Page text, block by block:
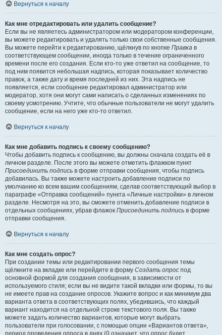
Вернуться к началу
Как мне отредактировать или удалить сообщение?
Если вы не являетесь администратором или модератором конференции,
вы можете редактировать и удалять только свои собственные сообщения.
Вы можете перейти к редактированию, щёлкнув по кнопке Правка в
соответствующем сообщении, иногда только в течение ограниченного
времени после его создания. Если кто-то уже ответил на сообщение, то
под ним появится небольшая надпись, которая показывает количество
правок, а также дату и время последней из них. Эта надпись не
появляется, если сообщение редактировал администратор или
модератор, хотя они могут сами написать о сделанных изменениях по
своему усмотрению. Учтите, что обычные пользователи не могут удалить
сообщение, если на него уже кто-то ответил.
Вернуться к началу
Как мне добавить подпись к своему сообщению?
Чтобы добавить подпись к сообщению, вы должны сначала создать её в
личном разделе. После этого вы можете отметить флажком пункт
Присоединить подпись в форме отправки сообщения, чтобы подпись
добавилась. Вы также можете настроить добавление подписи по
умолчанию ко всем вашим сообщениям, сделав соответствующий выбор в
параграфе «Отправка сообщений» пункта «Личные настройки» в личном
разделе. Несмотря на это, вы сможете отменить добавление подписи в
отдельных сообщениях, убрав флажок Присоединить подпись в форме
отправки сообщения.
Вернуться к началу
Как мне создать опрос?
При создании темы или редактировании первого сообщения темы
щёлкните на вкладке или перейдите в форму Создать опрос под
основной формой для создания сообщения, в зависимости от
используемого стиля; если вы не видите такой вкладки или формы, то вы
не имеете прав на создание опросов. Укажите вопрос и как минимум два
варианта ответа в соответствующих полях, убедившись, что каждый
вариант находится на отдельной строке текстового поля. Вы также
можете задать количество вариантов, которые могут выбрать
пользователи при голосовании, с помощью опции «Вариантов ответа»,
период проведения опроса в днях (0 означает, что опрос будет